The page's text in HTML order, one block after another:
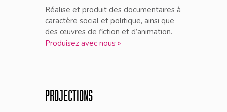
Réalise et produit des documentaires à
caractère social et politique, ainsi que
des œuvres de fiction et d’animation.
Produisez avec nous »
PROJECTIONS